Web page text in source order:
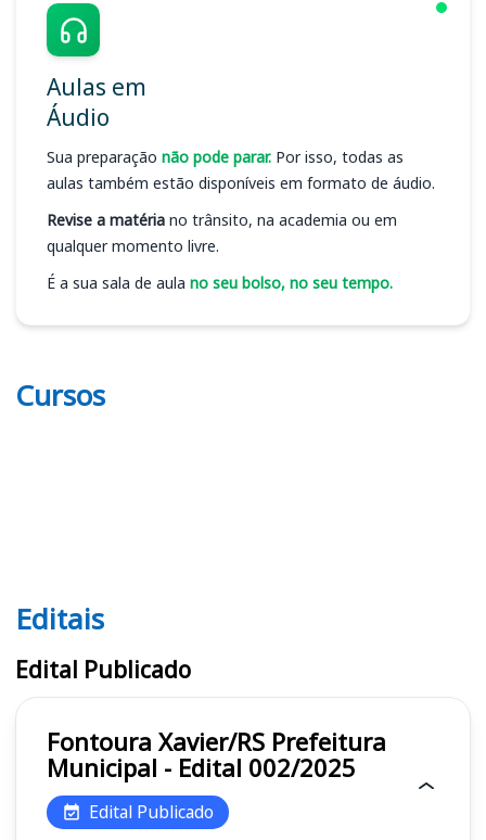
Aulas em
Áudio
Sua preparação não pode parar. Por isso, todas as
aulas também estão disponíveis em formato de áudio.
Revise a matéria no trânsito, na academia ou em
qualquer momento livre.
É a sua sala de aula no seu bolso, no seu tempo.
Cursos
Editais
Editais
Edital Publicado
Fontoura Xavier/RS Prefeitura
Municipal - Edital 002/2025
Edital Publicado